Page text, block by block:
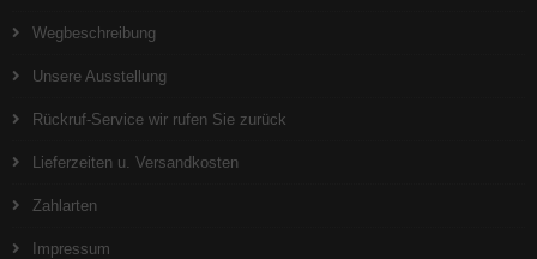
Wegbeschreibung
Unsere Ausstellung
Rückruf-Service wir rufen Sie zurück
Lieferzeiten u. Versandkosten
Zahlarten
Impressum